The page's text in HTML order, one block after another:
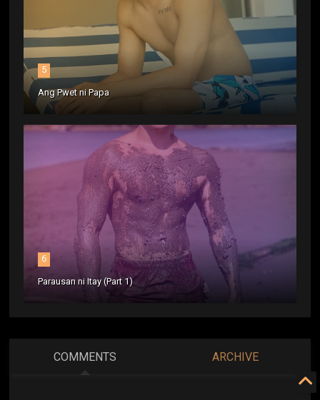
5
Ang Pwet ni Papa
6
Parausan ni Itay (Part 1)
COMMENTS ARCHIVE